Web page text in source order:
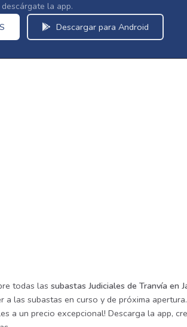
descárgate la app.
Descargar para Android
todas las subastas Judiciales de Tranvía en
a las subastas en curso y de próxima
a un precio excepcional! Descarga la app,